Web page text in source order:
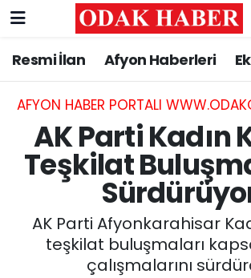
Resmi İlan Afyon Haberleri
AFYON HABER PORTALI
AK Parti Kadın
Teşkilat
AK Parti Afyonkarahisar
teşkilat buluşmaları
çalışmalarını
AFYONKARAHİSAR HABERLERİ
Resmi İlan
ASAYİŞ
GÜNCEL
SİYASET
EĞİTİM
Afyonkarahisar Nöbetçi
Afyonkarahisar Hava
Afyonkarahisar Namaz
Afyonkarahisar Trafik
Süper Lig Puan Durumu ve
Tüm Manşetler